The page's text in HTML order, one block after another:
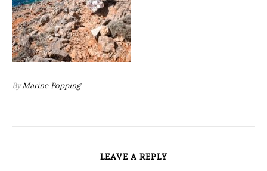
ByMarine Popping
LEAVE A REPLY